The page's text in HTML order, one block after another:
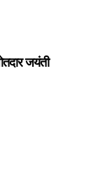
जयंती